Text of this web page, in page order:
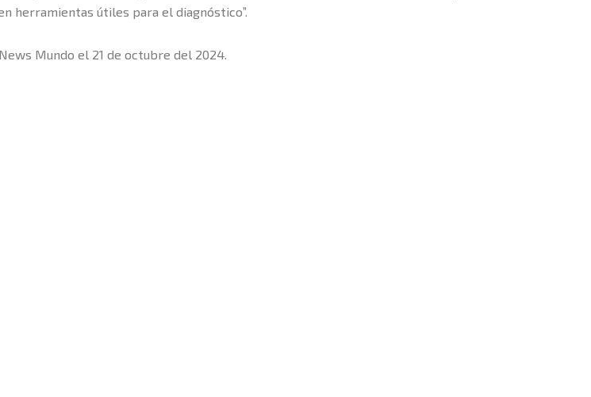
herramientas útiles para el diagnóstico”.
Mundo el 21 de octubre del 2024.